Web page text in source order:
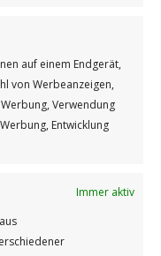
auf einem Endgerät,
von Werbeanzeigen,
Verwendung
Entwicklung
Immer aktiv